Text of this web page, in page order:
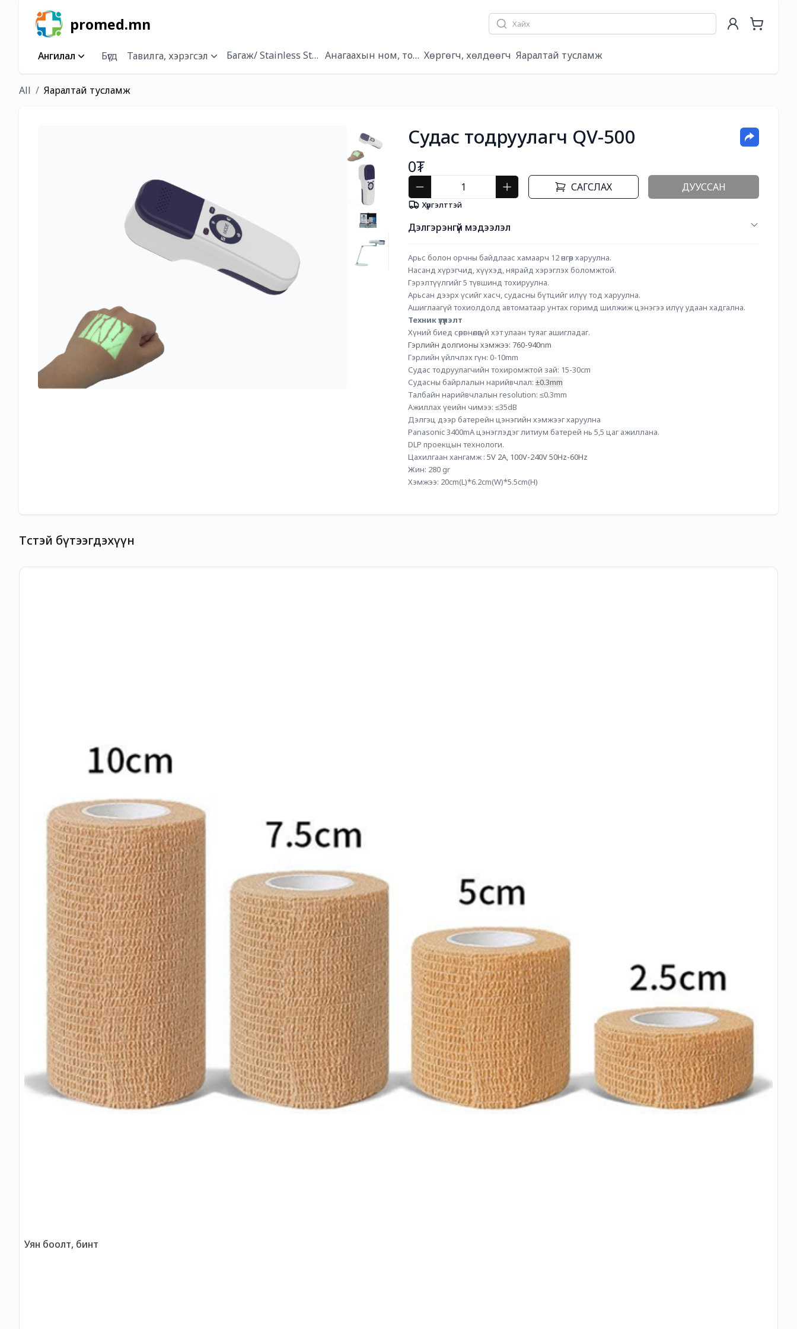
promed.mn
Ангилал Бүгд Тавилга, хэрэгсэл Багаж/ Stainless Steel/Анагаахын ном, товхимолХөргөгч, хөлдөөгч Яаралтай тусламж
All Яаралтай тусламж
Судас тодруулагч QV-500
0₮
САГСЛАХ ДУУССАН
Хүргэлттэй
Дэлгэрэнгүй мэдээлэл
Арьс болон орчны байдлаас хамаарч 12 өнгөөр харуулна.
Насанд хүрэгчид, хүүхэд, нярайд хэрэглэх боломжтой.
Гэрэлтүүлгийг 5 түвшинд тохируулна.
Арьсан дээрх үсийг хасч, судасны бүтцийг илүү тод харуулна.
Ашиглаагүй тохиолдолд автоматаар унтах горимд шилжиж цэнэгээ илүү удаан хадгална.
Техник үзүүлэлт
Хүний биед сөрөг нөлөөгүй хэт улаан туяаг ашигладаг.
Гэрлийн долгионы хэмжээ: 760-940nm
Гэрлийн үйлчлэх гүн: 0-10mm
Судас тодруулагчийн тохиромжтой зай: 15-30cm
Судасны байрлалын нарийвчлал: ±0.3mm
Талбайн нарийвчлалын resolution: ≤0.3mm
Ажиллах үеийн чимээ: ≤35dB
Дэлгэц дээр батерейн цэнэгийн хэмжээг харуулна
Panasonic 3400mA цэнэглэдэг литиум батерей нь 5,5 цаг ажиллана.
DLP проекцын технологи.
Цахилгаан хангамж : 5V 2A, 100V-240V 50Hz-60Hz
Жин: 280 gr
Хэмжээ: 20cm(L)*6.2cm(W)*5.5cm(H)
Төстэй бүтээгдэхүүн
Уян боолт, бинт